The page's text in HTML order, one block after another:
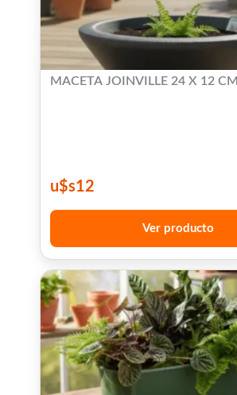
MACETA JOINVILLE 24 X 12 CM
u$s12
Ver producto